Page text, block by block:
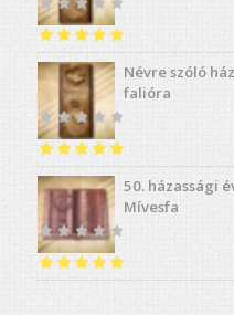
Értékelés:5.00
/ 5
Névre szóló
falióra
Értékelés:4.91
/ 5
50. házassági
Mívesfa
Értékelés:5.00